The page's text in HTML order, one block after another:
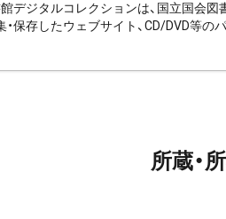
デジタルコレクションは、国立国会図
・保存したウェブサイト、CD/DVD等の
所蔵・